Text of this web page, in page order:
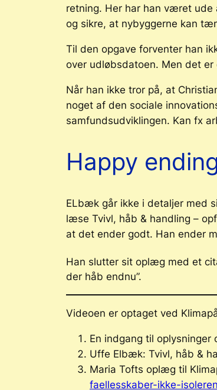
retning. Her har han været
og sikre, at nybyggerne kan
Til den opgave forventer han
over udløbsdatoen. Men det
Når han ikke tror på, at
noget af den sociale
samfundsudviklingen. Kan fx
Happy
ELbæk går ikke i detaljer med
læse Tvivl, håb & handling –
at det ender godt. Han ender
Han slutter sit oplæg med et
der håb endnu”.
Videoen er optaget ved
En indgang til oplysninger
Uffe Elbæk: Tvivl, håb &
Maria Tofts oplæg til
faellesskaber-ikke-